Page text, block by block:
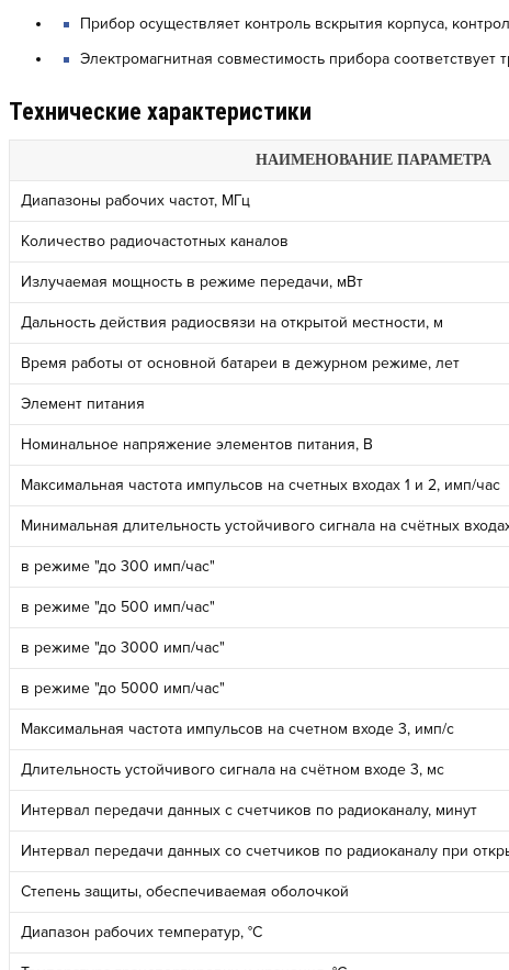
Прибор осуществляет контроль вскрытия корпуса,
Электромагнитная совместимость прибора соответствует
Технические характеристики
НАИМЕНОВАНИЕ ПАРАМЕТРА
Диапазоны рабочих частот, МГц
Количество радиочастотных каналов
Излучаемая мощность в режиме передачи, мВт
Дальность действия радиосвязи на открытой местности, м
Время работы от основной батареи в дежурном режиме, лет
Элемент питания
Номинальное напряжение элементов питания, В
Максимальная частота импульсов на счетных входах 1 и 2, имп/час
Минимальная длительность устойчивого сигнала на счётных
в режиме "до 300 имп/час"
в режиме "до 500 имп/час"
в режиме "до 3000 имп/час"
в режиме "до 5000 имп/час"
Максимальная частота импульсов на счетном входе 3, имп/с
Длительность устойчивого сигнала на счётном входе 3, мс
Интервал передачи данных с счетчиков по радиоканалу, минут
Интервал передачи данных со счетчиков по радиоканалу при
Степень защиты, обеспечиваемая оболочкой
Диапазон рабочих температур, °C